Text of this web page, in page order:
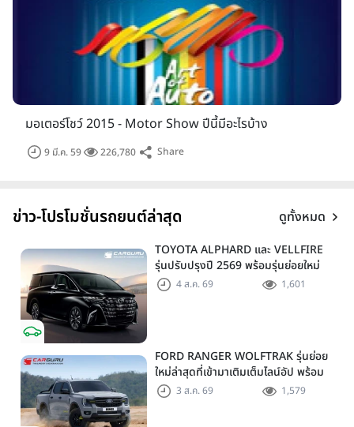
มอเตอร์โชว์ 2015 - Motor Show ปีนี้มีอะไรบ้าง
9 มี.ค. 59 226,780 Share
ข่าว-โปรโมชั่นรถยนต์ล่าสุด ดูทั้งหมด
TOYOTA ALPHARD และ VELLFIRE
รุ่นปรับปรุงปี 2569 พร้อมรุ่นย่อยใหม่
HEV SMART ราคาเริ่มต้น 3.59 ลบ.
4 ส.ค. 69 1,601
FORD RANGER WOLFTRAK รุ่นย่อย
ใหม่ล่าสุดที่เข้ามาเติมเต็มไลน์อัป พร้อม
ตอบโจทย์ทุกการผจญภัยด้วยสมรรถนะ
3 ส.ค. 69 1,579